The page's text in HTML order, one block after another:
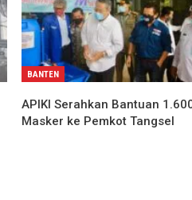
BANTEN
APIKI Serahkan Bantuan
Masker ke Pemkot Tangsel